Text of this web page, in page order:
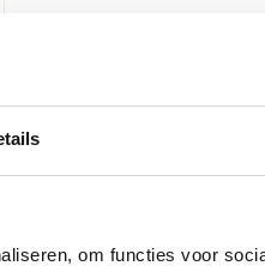
om functies voor